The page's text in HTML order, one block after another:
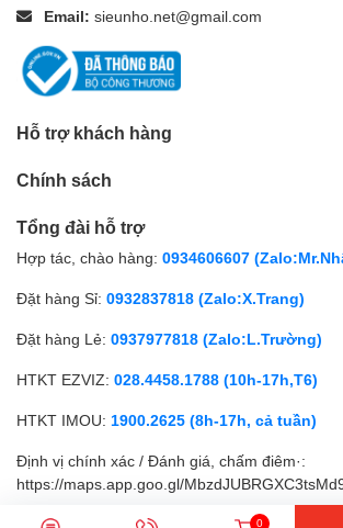
Email: sieunho.net@gmail.com
Hỗ trợ khách hàng
Chính sách
Tổng đài hỗ trợ
Hợp tác, chào hàng: 0934606607
Đặt hàng Sỉ: 0932837818 (Zalo:X.Trang)
Đặt hàng Lẻ: 0937977818 (Zalo:L.Trường)
HTKT EZVIZ: 028.4458.1788 (10h-17h,T6)
HTKT IMOU: 1900.2625 (8h-17h, cả tuần)
Định vị chính xác / Đánh giá, chấm điêm·:
https://maps.app.goo.gl/
0